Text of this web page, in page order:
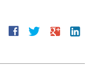
facebook twitter google linkedin